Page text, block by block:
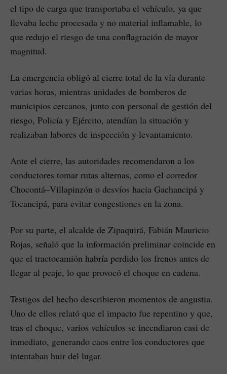
el tipo de carga que transportaba el vehículo, ya que
llevaba leche procesada y no material inflamable, lo
que redujo el riesgo de una conflagración de mayor
magnitud.
La emergencia obligó al cierre total de la vía durante
varias horas, mientras unidades de bomberos de
municipios cercanos, junto con personal de gestión del
riesgo, Policía y Ejército, atendían la situación y
realizaban labores de inspección y levantamiento.
Ante el cierre, las autoridades recomendaron a los
conductores tomar rutas alternas, como el corredor
Chocontá–Villapinzón o desvíos hacia Gachancipá y
Tocancipá, para evitar congestiones en la zona.
Por su parte, el alcalde de Zipaquirá, Fabián Mauricio
Rojas, señaló que la información preliminar coincide en
que el tractocamión habría perdido los frenos antes de
llegar al peaje, lo que provocó el choque en cadena.
Testigos del hecho describieron momentos de angustia.
Uno de ellos relató que el impacto fue repentino y que,
tras el choque, varios vehículos se incendiaron casi de
inmediato, generando caos entre los conductores que
intentaban huir del lugar.